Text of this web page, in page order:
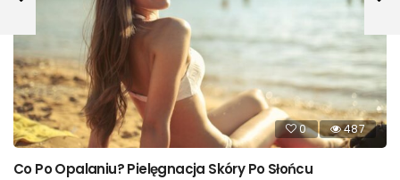
0 487
Co Po Opalaniu? Pielęgnacja Skóry Po Słońcu